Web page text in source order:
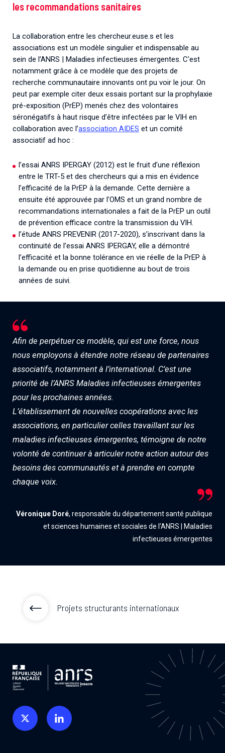
les recommandations sanitaires
La collaboration entre les chercheur.euse.s et les
associations est un modèle singulier et indispensable au
sein de l’ANRS | Maladies infectieuses émergentes. C’est
notamment grâce à ce modèle que des projets de
recherche communautaire innovants ont pu voir le jour. On
peut par exemple citer deux essais portant sur la prophylaxie
pré-exposition (PrEP) menés chez des volontaires
séronégatifs à haut risque d’être infectées par le VIH en
collaboration avec l’association AIDES et un comité
associatif ad hoc :
l’essai ANRS IPERGAY (2012) est le fruit d’une réflexion
entre le TRT-5 et des chercheurs qui a mis en évidence
l’efficacité de la PrEP à la demande. Cette dernière a
ensuite été approuvée par l’OMS et un grand nombre de
recommandations internationales a fait de la PrEP un outil
de prévention efficace contre la transmission du VIH.
l’étude ANRS PREVENIR (2017-2020), s’inscrivant dans la
continuité de l’essai ANRS IPERGAY, elle a démontré
l’efficacité et la bonne tolérance en vie réelle de la PrEP à
la demande ou en prise quotidienne au bout de trois
années de suivi.
Afin de perpétuer ce modèle, qui est une force, nous
nous employons à étendre notre réseau de partenaires
associatifs, notamment à l’international. C’est une
priorité de l’ANRS Maladies infectieuses émergentes
pour les prochaines années.
L’établissement de nouvelles coopérations avec les
associations, en particulier celles travaillant sur les
maladies infectieuses émergentes, témoigne de notre
volonté de continuer à articuler notre action autour des
besoins des communautés et à prendre en compte
chaque voix.
Véronique Doré, responsable du département santé publique
et sciences humaines et sociales de l’ANRS | Maladies
infectieuses émergentes
Projets structurants internationaux